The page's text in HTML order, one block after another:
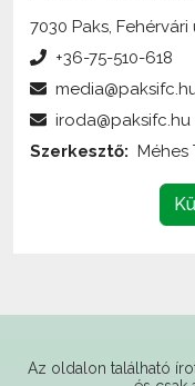
internetes
(forrás: